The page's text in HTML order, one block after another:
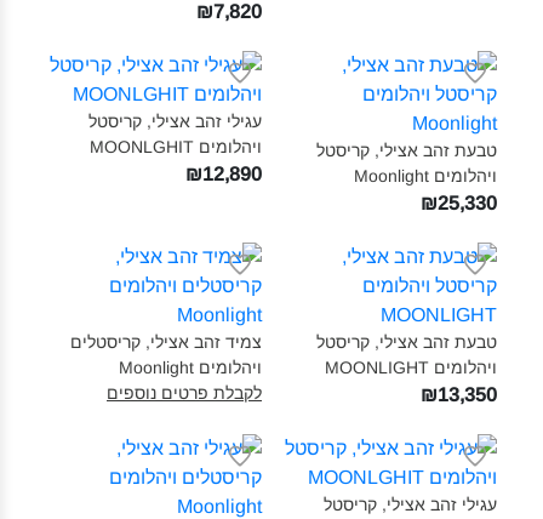
₪7,820
טבעת זהב אצילי, קריסטל
ויהלומים Moonlight‎
₪25,330
עגילי זהב אצילי, קריסטל
ויהלומים MOONLGHIT‎
₪12,890
טבעת זהב אצילי, קריסטל
ויהלומים MOONLIGHT‎
₪13,350
צמיד זהב אצילי, קריסטלים
ויהלומים Moonlight‎
לקבלת פרטים נוספים
עגילי זהב אצילי, קריסטל